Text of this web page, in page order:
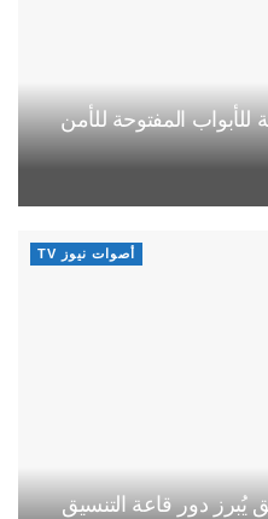
للأبواب المفتوحة للأمن
أصوات نيوز TV
يُبرز دور قاعة التنسيق